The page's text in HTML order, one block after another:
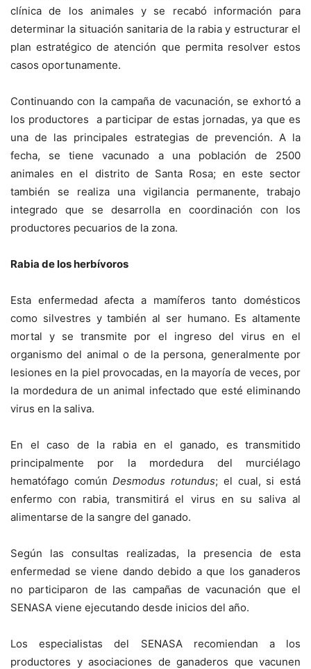
clínica de los animales y se recabó información para
determinar la situación sanitaria de la rabia y estructurar el
plan estratégico de atención que permita resolver estos
casos oportunamente.
Continuando con la campaña de vacunación, se exhortó a
los productores a participar de estas jornadas, ya que es
una de las principales estrategias de prevención. A la
fecha, se tiene vacunado a una población de 2500
animales en el distrito de Santa Rosa; en este sector
también se realiza una vigilancia permanente, trabajo
integrado que se desarrolla en coordinación con los
productores pecuarios de la zona.
Rabia de los herbívoros
Esta enfermedad afecta a mamíferos tanto domésticos
como silvestres y también al ser humano. Es altamente
mortal y se transmite por el ingreso del virus en el
organismo del animal o de la persona, generalmente por
lesiones en la piel provocadas, en la mayoría de veces, por
la mordedura de un animal infectado que esté eliminando
virus en la saliva.
En el caso de la rabia en el ganado, es transmitido
principalmente por la mordedura del murciélago
hematófago comúnDesmodus rotundus; el cual, si está
enfermo con rabia, transmitirá el virus en su saliva al
alimentarse de la sangre del ganado.
Según las consultas realizadas, la presencia de esta
enfermedad se viene dando debido a que los ganaderos
no participaron de las campañas de vacunación que el
SENASA viene ejecutando desde inicios del año.
Los especialistas del SENASA recomiendan a los
productores y asociaciones de ganaderos que vacunen